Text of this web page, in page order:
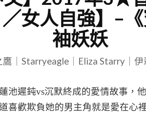
女人自強】–
袖妖妖
鷹｜Starryeagle｜Eliza Starry｜
池遲鈍vs沉默終成的愛情故事，
喜歡欺負她的男主角就是愛在心